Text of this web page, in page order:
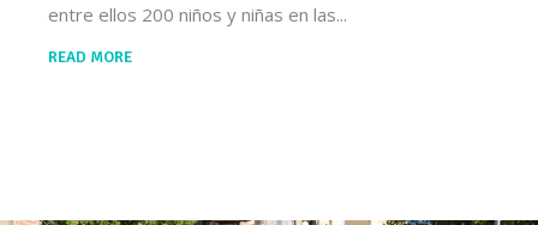
entre ellos 200 niños y niñas en las
READ MORE